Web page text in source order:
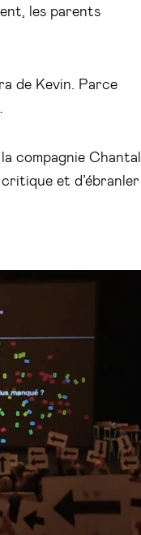
les parents
de Kevin. Parce
compagnie Chantal
et d’ébranler